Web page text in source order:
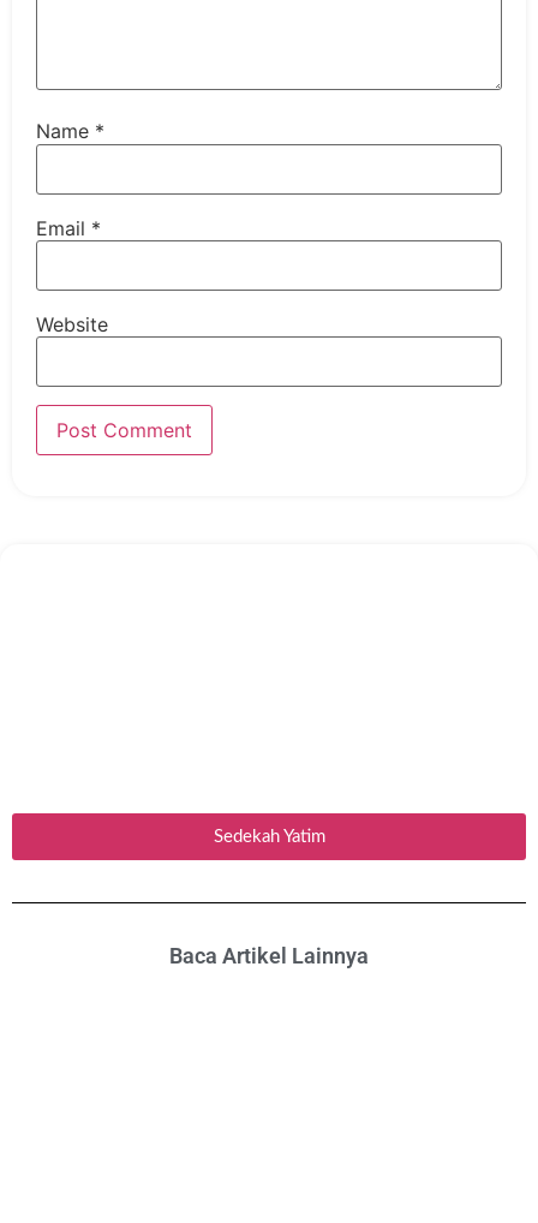
Name *
Email *
Website
Sedekah Yatim
Baca Artikel Lainnya